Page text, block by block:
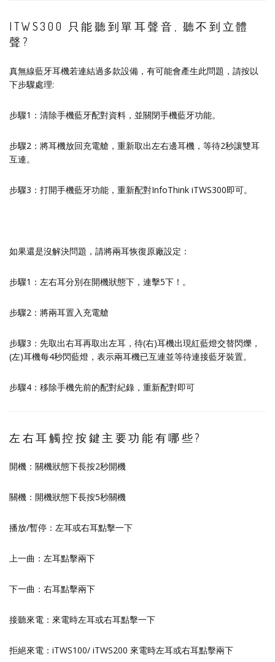
ITWS300 只能聽到單耳聲音, 聽不到立體
聲?
真無線藍牙耳機若連結過多款設備，有可能會產生此問題，請按以
下步驟處理:
步驟1：清除手機藍牙配對資料，並關閉手機藍牙功能。
步驟2：將耳機放回充電艙，重新取出左右邊耳機，等待2秒讓雙耳
互連。
步驟3：打開手機藍牙功能，重新配對InfoThink iTWS300即可。
如果還是沒解決問題，請將兩耳恢復原廠設定：
步驟1：左右耳分別在開機狀態下，連擊5下！。
步驟2：將兩耳置入充電艙
步驟3：先取出右耳再取出左耳，待(右)耳機出現紅藍燈交替閃爍，
(左)耳機每4秒閃藍燈，表示兩耳機已互連並等待連接藍牙裝置。
步驟4：移除手機先前的配對紀錄，重新配對即可
左右耳觸控按鍵主要功能有哪些?
開機：關機狀態下長按2秒開機
關機：開機狀態下長按5秒關機
播放/暫停：左耳或右耳點擊一下
上一曲：左耳點擊兩下
下一曲：右耳點擊兩下
接聽來電：來電時左耳或右耳點擊一下
拒絕來電：iTWS100/ iTWS200 來電時左耳或右耳點擊兩下